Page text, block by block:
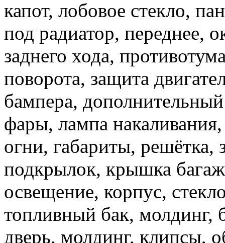
капот, лобовое стекло,
под радиатор, переднее,
заднего хода,
поворота, защита
бампера,
фары, лампа
огни, габариты, решётка,
подкрылок, крышка
освещение, корпус,
топливный бак, молдинг,
дверь, молдинг, клипсы,